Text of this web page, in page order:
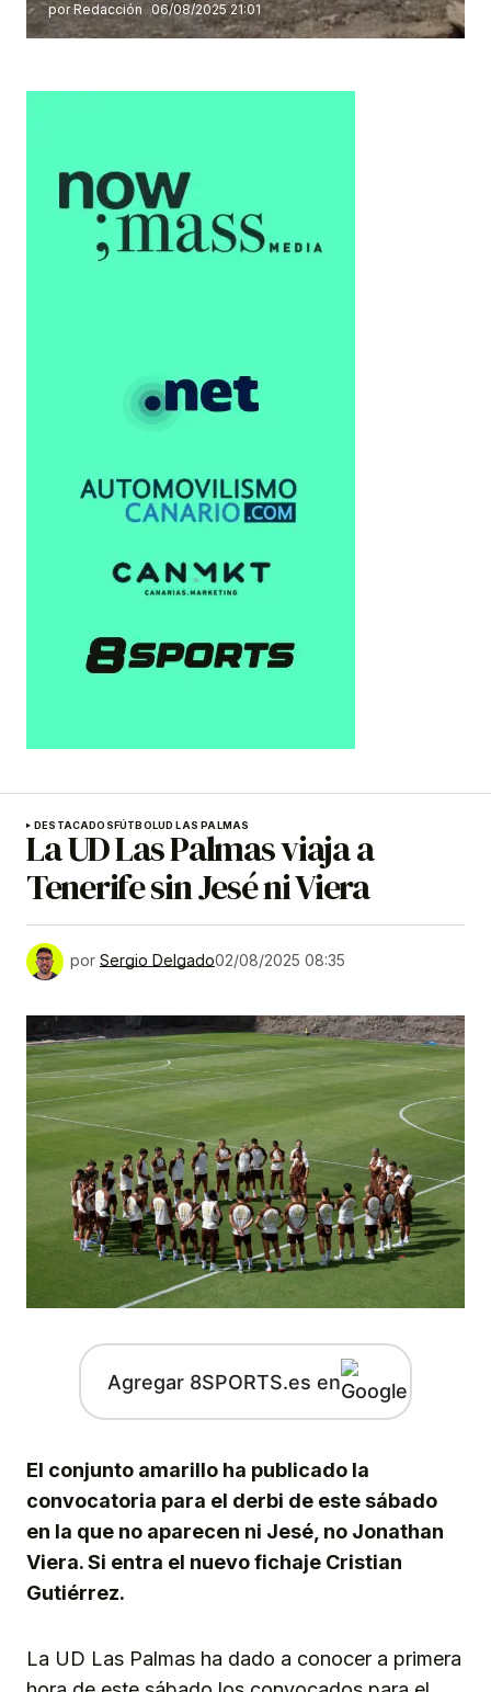
por Redacción 06/08/2025 21:01
DESTACADOSFÚTBOLUD LAS PALMAS
La UD Las Palmas viaja a
Tenerife sin Jesé ni Viera
por Sergio Delgado02/08/2025 08:35
Agregar 8SPORTS.es en
El conjunto amarillo ha publicado la
convocatoria para el derbi de este sábado
en la que no aparecen ni Jesé, no Jonathan
Viera. Si entra el nuevo fichaje Cristian
Gutiérrez.
La UD Las Palmas ha dado a conocer a primera